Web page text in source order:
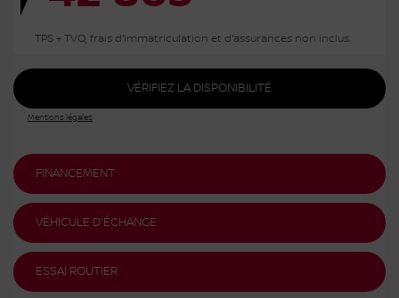
TPS + TVQ, frais d'immatriculation et d'assurances non inclus.
VÉRIFIEZ LA DISPONIBILITÉ
Mentions légales
FINANCEMENT
VÉHICULE D'ÉCHANGE
ESSAI ROUTIER